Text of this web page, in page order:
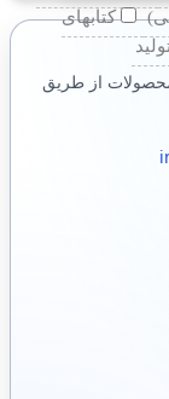
کتابهای
از طریق